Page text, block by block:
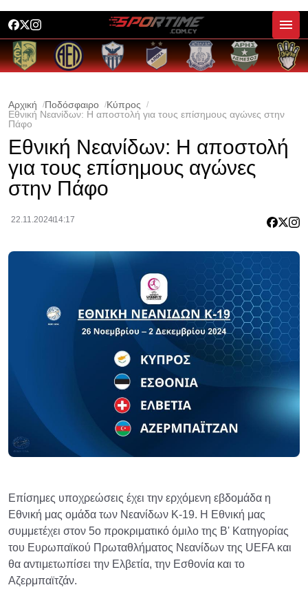
Αρχική Ποδόσφαιρο
Κύπρος
Εθνική Νεανίδων: Η αποστολή για τους επίσημους αγώνες στην
Πάφο
Εθνική Νεανίδων: Η αποστολή
για τους επίσημους αγώνες
στην Πάφο
22.11.202414:17
Επίσημες υποχρεώσεις έχει την ερχόμενη εβδομάδα η
Εθνική μας ομάδα των Νεανίδων Κ-19. Η Εθνική μας
συμμετέχει στον 5ο προκριματικό όμιλο της Β' Κατηγορίας
του Ευρωπαϊκού Πρωταθλήματος Νεανίδων της UEFA και
θα αντιμετωπίσει την Ελβετία, την Εσθονία και το
Αζερμπαϊτζάν.